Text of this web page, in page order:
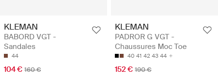
KLEMAN
BABORD VGT -
Sandales
44
104 € 160 €
KLEMAN
PADROR G VGT -
Chaussures Moc Toe
40 41 42 43 44
152 € 190 €